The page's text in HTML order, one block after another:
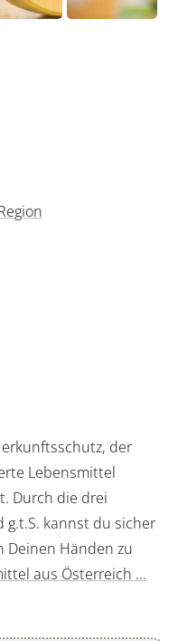
der
Lebensmittel
Durch die drei
g.t.S. kannst du sicher
Deinen Händen zu
aus Österreich ...